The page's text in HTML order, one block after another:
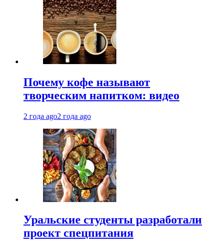
Почему кофе называют
творческим напитком: видео
2 года ago2 года ago
Уральские студенты разработали
проект спецпитания